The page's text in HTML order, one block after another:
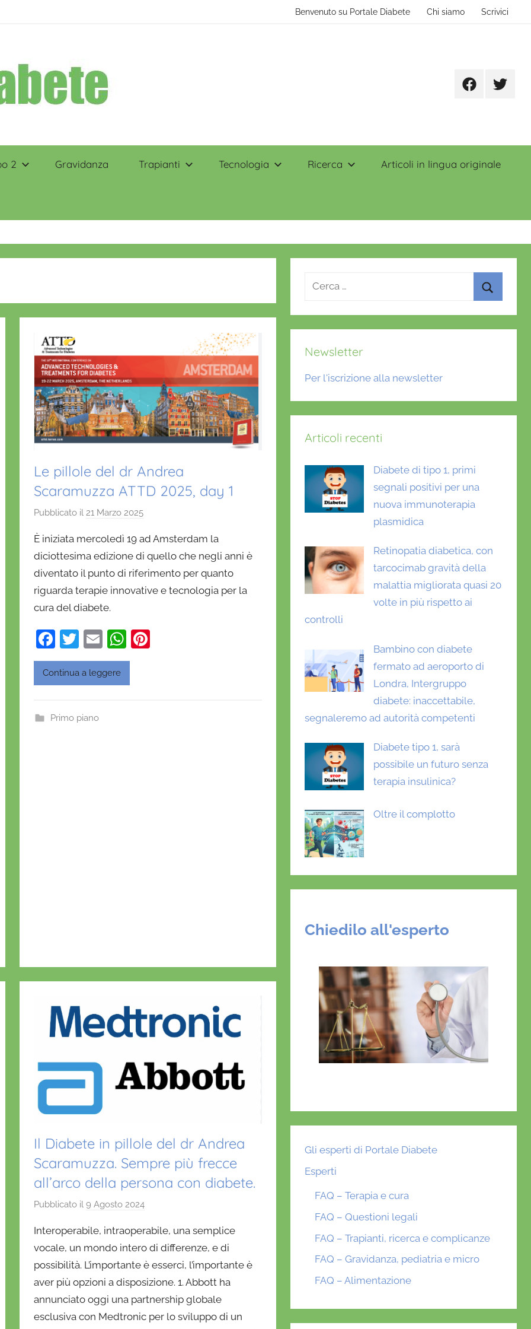
Benvenuto su Portale Diabete Chi siamo Scrivici
FacebookTwitter
2 Gravidanza Trapianti Tecnologia Ricerca Articoli in lingua originale
Le pillole del dr Andrea
Scaramuzza ATTD 2025, day 1
Pubblicato il21 Marzo 2025
D
a
n
i
a
D
È iniziata mercoledì 19 ad Amsterdam la
diciottesima edizione di quello che negli anni è
diventato il punto di riferimento per quanto
riguarda terapie innovative e tecnologia per la
cura del diabete.
F
a
c
b
T
w
itt
E
m
ai
W
h
Continua a leggere
Primo piano
Il Diabete in pillole del dr Andrea
Scaramuzza. Sempre più frecce
all’arco della persona con diabete.
Pubblicato il9 Agosto 2024
D
a
n
i
e
l
Interoperabile, intraoperabile, una semplice
vocale, un mondo intero di differenze, e di
possibilità. L’importante è esserci, l’importante è
aver più opzioni a disposizione. 1. Abbott ha
annunciato oggi una partnership globale
esclusiva con Medtronic per lo sviluppo di un
Ricerca
Newsletter
Per l'iscrizione alla newsletter
Articoli recenti
Diabete di tipo 1, primi
segnali positivi per una
nuova immunoterapia
plasmidica
Retinopatia diabetica, con
tarcocimab gravità della
malattia migliorata quasi 20
volte in più rispetto ai
controlli
Bambino con diabete
fermato ad aeroporto di
Londra, Intergruppo
diabete: inaccettabile,
segnaleremo ad autorità competenti
Diabete tipo 1, sarà
possibile un futuro senza
terapia insulinica?
Oltre il complotto
Chiedilo all'esperto
Gli esperti di Portale Diabete
Esperti
FAQ – Terapia e cura
FAQ – Questioni legali
FAQ – Trapianti, ricerca e complicanze
FAQ – Gravidanza, pediatria e micro
FAQ – Alimentazione